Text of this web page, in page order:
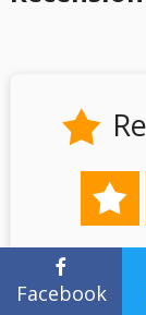

Facebook

